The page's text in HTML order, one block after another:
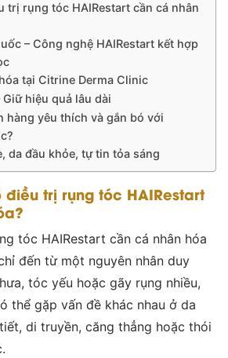
trị rụng tóc HAIRestart cần cá nhân
– Công nghệ HAIRestart kết hợp
tại Citrine Derma Clinic
hiệu quả lâu dài
hàng yêu thích và gắn bó với
da đầu khỏe, tự tin tỏa sáng
trị rụng tóc HAIRestart
tóc HAIRestart cần cá nhân hóa
đến từ một nguyên nhân duy
tóc yếu hoặc gãy rụng nhiều,
thể gặp vấn đề khác nhau ở da
di truyền, căng thẳng hoặc thói